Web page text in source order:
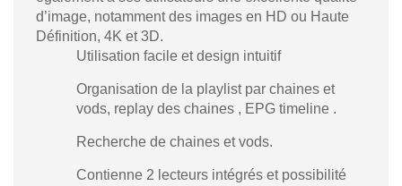
d’image, notamment des images en HD ou Haute
Définition, 4K et 3D.
Utilisation facile et design intuitif
Organisation de la playlist par chaines et
vods, replay des chaines , EPG timeline .
Recherche de chaines et vods.
Contienne 2 lecteurs intégrés et possibilité